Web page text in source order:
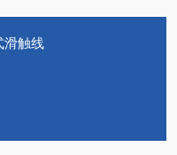
滑触线